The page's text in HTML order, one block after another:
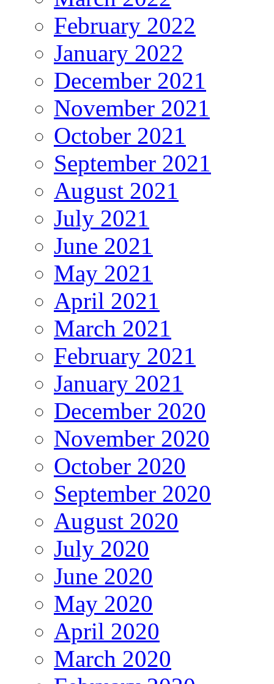
February 2022
January 2022
December 2021
November 2021
October 2021
September 2021
August 2021
July 2021
June 2021
May 2021
April 2021
March 2021
February 2021
January 2021
December 2020
November 2020
October 2020
September 2020
August 2020
July 2020
June 2020
May 2020
April 2020
March 2020